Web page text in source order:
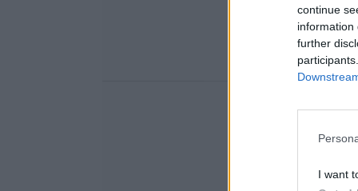
continue
information
further
I want